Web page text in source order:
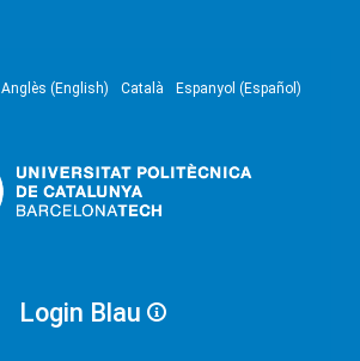
Anglès (English) Català Espanyol (Español)
Login Blau